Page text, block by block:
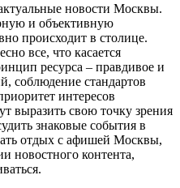
новости Москвы.
и объективную
происходит в столице.
все, что касается
ресурса – правдивое и
соблюдение стандартов
интересов
выразить свою точку зрения
знаковые события в
отдых с афишей Москвы,
новостного контента,